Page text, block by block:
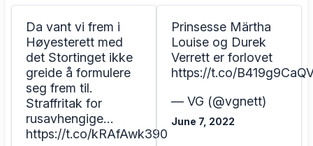
Da vant vi frem i
Høyesterett med
det Stortinget ikke
greide å formulere
seg frem til.
Straffritak for
rusavhengige…
https://t.co/kRAfAwk390
Prinsesse Märtha
Louise og Durek
Verrett er forlovet
https://t.co/
— VG (@vgnett)
June 7, 2022